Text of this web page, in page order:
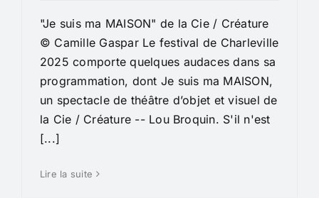
"Je suis ma MAISON" de la Cie / Créature
© Camille Gaspar Le festival de Charleville
2025 comporte quelques audaces dans sa
programmation, dont Je suis ma MAISON,
un spectacle de théâtre d’objet et visuel de
la Cie / Créature -- Lou Broquin. S'il n'est
[...]
Lire la suite